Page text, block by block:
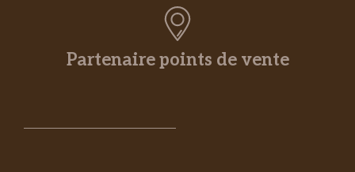
Partenaire points de vente